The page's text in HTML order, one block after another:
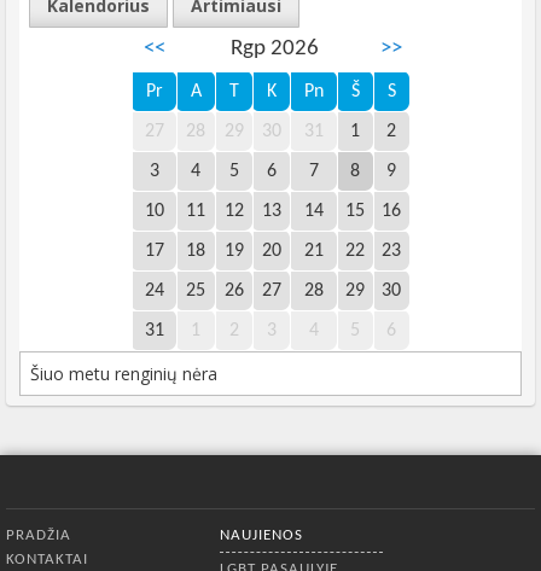
Kalendorius
Artimiausi
<<
Rgp 2026 >>
Pr A T K Pn Š S
27 28 29 30 31 1 2
3 4 5 6 7 8 9
10 11 12 13 14 15 16
17 18 19 20 21 22 23
24 25 26 27 28 29 30
31 1 2 3 4 5 6
Šiuo metu renginių nėra
PRADŽIA
KONTAKTAI
NAUJIENOS